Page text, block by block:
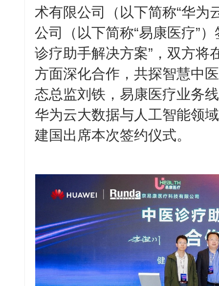
术有限公司（以下简称“华为
公司（以下简称“易康医疗”
诊疗助手解决方案”，双方将
方面深化合作，共探智慧中
态总监刘铁，易康医疗业务
华为云大数据与人工智能领
建国出席本次签约仪式。